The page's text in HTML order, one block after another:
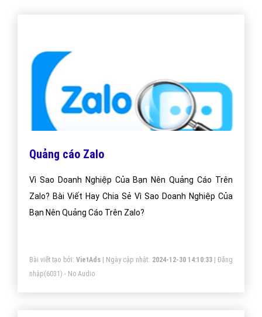
Quảng cáo Zalo
Vì Sao Doanh Nghiệp Của Bạn Nên Quảng Cáo Trên
Zalo? Bài Viết Hay Chia Sẻ Vì Sao Doanh Nghiệp Của
Bạn Nên Quảng Cáo Trên Zalo?
Bài viết tạo bởi: VietAds| Ngày cập nhật: 2024-12-30 14:10:33|Đăng
nhập(6031) - No Audio